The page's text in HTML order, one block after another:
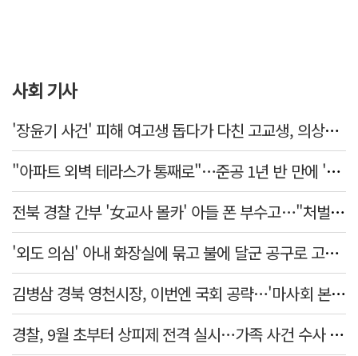
사회 기사
'장윤기 사건' 피해 여고생 돕다가 다친 고교생, 의상자 인정
"아파트 외벽 테라스가 통째로"…준공 1년 반 만에 '아찔 사고'
전북 경찰 간부 '女교사 몰카' 아들 폰 부수고…"처벌 못하는 사안" 내부망에 글
'외도 의심' 아내 화장실에 묶고 불에 달군 공구로 고문…남편 검거
김병삼 경북 영천시장, 이번엔 국회 공략…'마사회 본사 이전·광역교통망 확충' 요청
경찰, 9월 초부터 상피제 전격 실시…가족 사건 수사 못해